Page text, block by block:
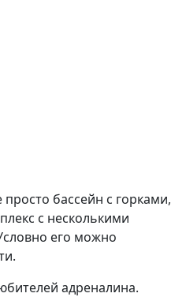
бассейн с горками,
с несколькими
его можно
адреналина.